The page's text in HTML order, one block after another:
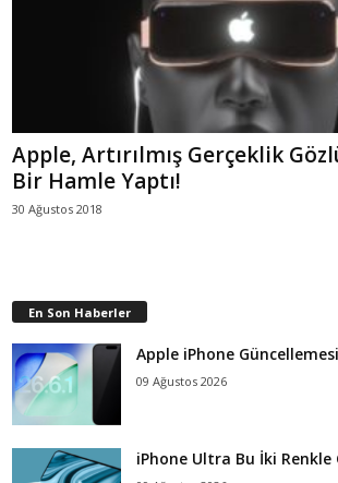
Apple, Artırılmış Gerçeklik
Bir Hamle Yaptı!
30 Ağustos 2018
En Son Haberler
Apple iPhone
09 Ağustos 2026
iPhone Ultra Bu İki Renkle